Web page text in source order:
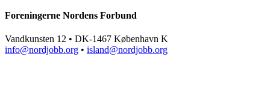
Foreningerne Nordens Forbund
Vandkunsten 12 • DK-1467 København K
info@nordjobb.org • island@nordjobb.org